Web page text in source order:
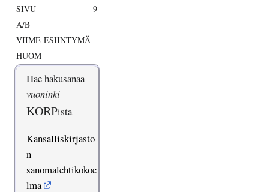
SIVU
9
A/B
VIIME-ESIINTYMÄ
HUOM
Hae hakusanaa
vuoninki
KORPista
Kansalliskirjasto
n
sanomalehtikokoe
lma